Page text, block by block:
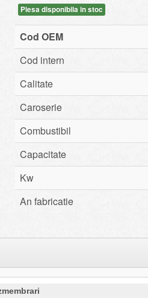
Piesa disponibila in stoc
Cod OEM
Cod intern
Calitate
Caroserie
Combustibil
Capacitate
Kw
An fabricatie